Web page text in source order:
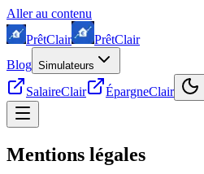
Aller au contenu
PrêtClair PrêtClair
Blog Simulateurs
SalaireClair ÉpargneClair
Mentions légales